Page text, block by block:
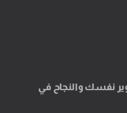
نفسك والنجاح في